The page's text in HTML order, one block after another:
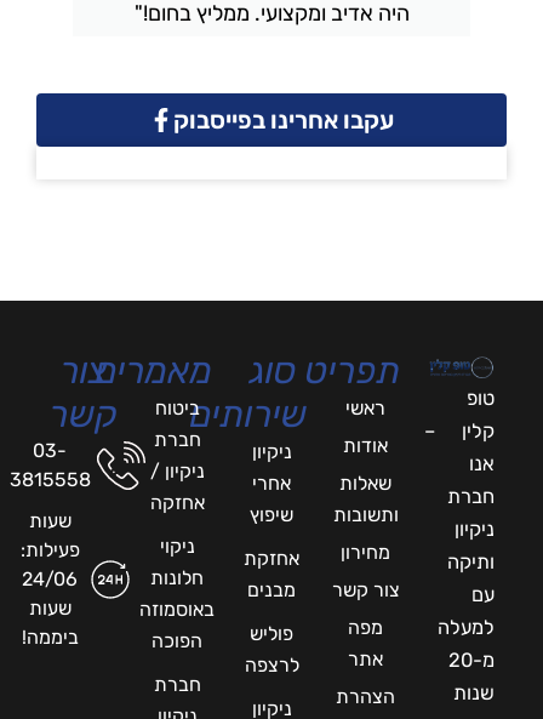
היה אדיב ומקצועי. ממליץ בחום!"
עקבו אחרינו בפייסבוק
טופ
קלין –
אנו
חברת
ניקיון
ותיקה
עם
למעלה
מ-20
שנות
תפריט
ראשי
אודות
שאלות
ותשובות
מחירון
צור קשר
מפה
אתר
הצהרת
סוג
שירותים
ניקיון
אחרי
שיפוץ
אחזקת
מבנים
פוליש
לרצפה
ניקיון
מאמרים
ביטוח
חברת
ניקיון /
אחזקה
ניקוי
חלונות
באוסמוזה
הפוכה
חברת
צור
קשר
03-
3815558
שעות
פעילות:
24/06
שעות
ביממה!